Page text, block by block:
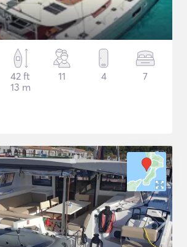
42 ft
13 m
11 4 7